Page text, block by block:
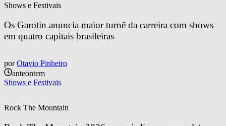
Shows e Festivais
Os Garotin anuncia maior turnê da carreira com shows
em quatro capitais brasileiras
por Otavio Pinheiro
anteontem
Shows e Festivais
Rock The Mountain